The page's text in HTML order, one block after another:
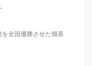
全国優勝させた畑喜